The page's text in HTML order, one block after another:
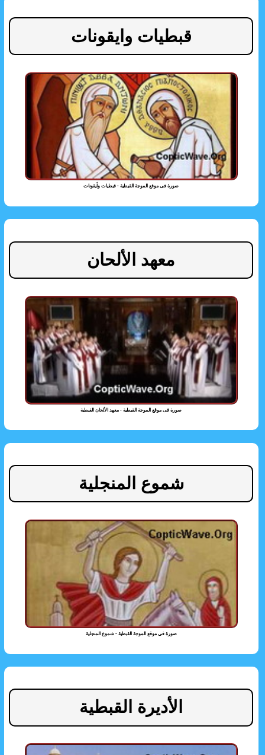
قبطيات وايقونات
صورة فى موقع الموجة القبطية - قبطيات وأيقونات
معهد الألحان
صورة فى موقع الموجة القبطية - معهد الألحان القبطية
شموع المنجلية
صورة فى موقع الموجة القبطية - شموع المنجلية
الأديرة القبطية